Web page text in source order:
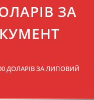
ЗА
ДОЛАРІВ ЗА ЛИПОВИЙ